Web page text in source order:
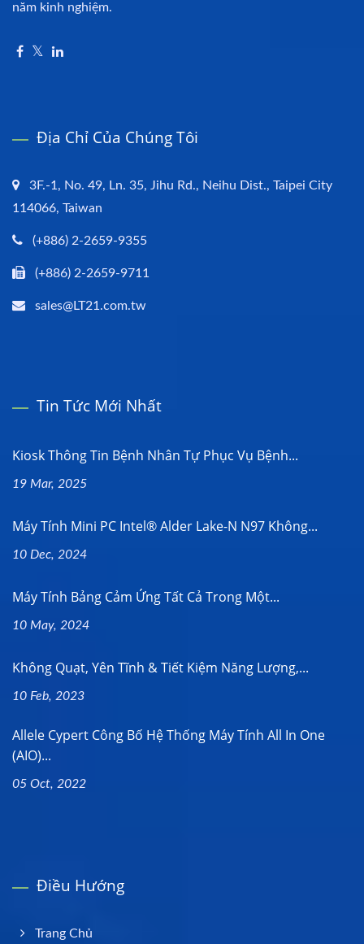
năm kinh nghiệm.
Địa Chỉ Của Chúng Tôi
3F.-1, No. 49, Ln. 35, Jihu Rd., Neihu Dist., Taipei City
114066, Taiwan
(+886) 2-2659-9355
(+886) 2-2659-9711
sales@LT21.com.tw
Tin Tức Mới Nhất
Kiosk Thông Tin Bệnh Nhân Tự Phục Vụ Bệnh...
19 Mar, 2025
Máy Tính Mini PC Intel® Alder Lake-N N97 Không...
10 Dec, 2024
Máy Tính Bảng Cảm Ứng Tất Cả Trong Một...
10 May, 2024
Không Quạt, Yên Tĩnh & Tiết Kiệm Năng Lượng,...
10 Feb, 2023
Allele Cypert Công Bố Hệ Thống Máy Tính All In One
(AIO)...
05 Oct, 2022
Điều Hướng
Trang Chủ